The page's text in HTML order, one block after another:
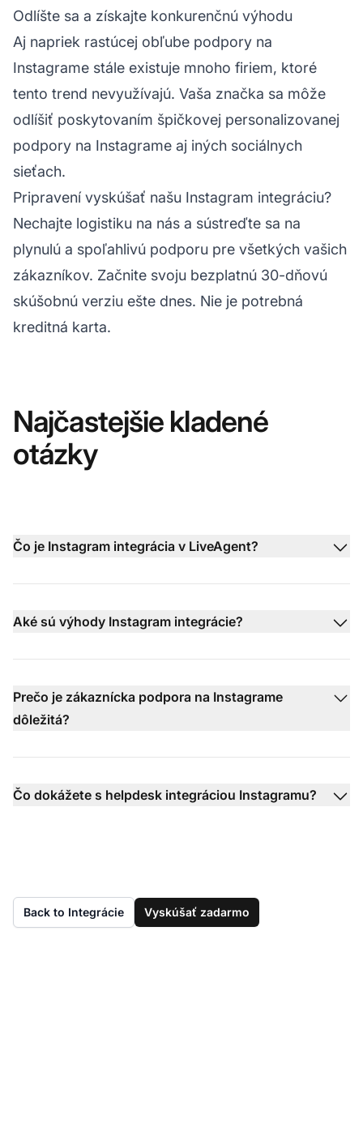
Odlíšte sa a získajte konkurenčnú výhodu
Aj napriek rastúcej obľube podpory na
Instagrame stále existuje mnoho firiem, ktoré
tento trend nevyužívajú. Vaša značka sa môže
odlíšiť poskytovaním špičkovej personalizovanej
podpory na Instagrame aj iných sociálnych
sieťach.
Pripravení vyskúšať našu Instagram integráciu?
Nechajte logistiku na nás a sústreďte sa na
plynulú a spoľahlivú podporu pre všetkých vašich
zákazníkov. Začnite svoju bezplatnú 30-dňovú
skúšobnú verziu ešte dnes. Nie je potrebná
kreditná karta.
Najčastejšie kladené
otázky
Čo je Instagram integrácia v LiveAgent?
Aké sú výhody Instagram integrácie?
Prečo je zákaznícka podpora na Instagrame
dôležitá?
Čo dokážete s helpdesk integráciou Instagramu?
Back to Integrácie Vyskúšať zadarmo